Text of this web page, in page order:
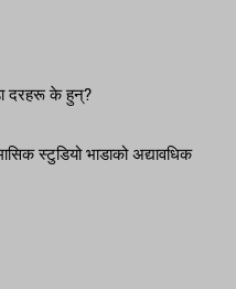
दरहरू के हुन्?
स्टुडियो भाडाको अद्यावधिक